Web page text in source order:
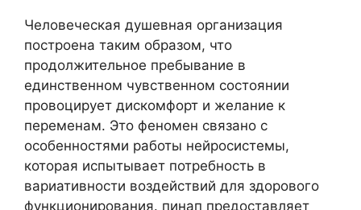
Человеческая душевная организация
построена таким образом, что
продолжительное пребывание в
единственном чувственном состоянии
провоцирует дискомфорт и желание к
переменам. Это феномен связано с
особенностями работы нейросистемы,
которая испытывает потребность в
вариативности воздействий для здорового
функционирования. пинап предоставляет